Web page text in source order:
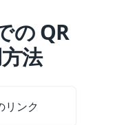
の QR
法
リンク